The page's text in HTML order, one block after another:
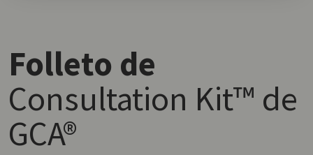
Folleto de
Consultation Kit™ de
GCA®